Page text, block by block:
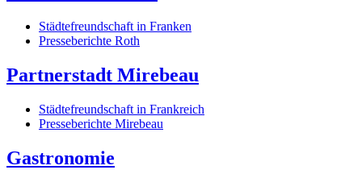
Städtefreundschaft in Franken
Presseberichte Roth
Partnerstadt Mirebeau
Städtefreundschaft in Frankreich
Presseberichte Mirebeau
Gastronomie